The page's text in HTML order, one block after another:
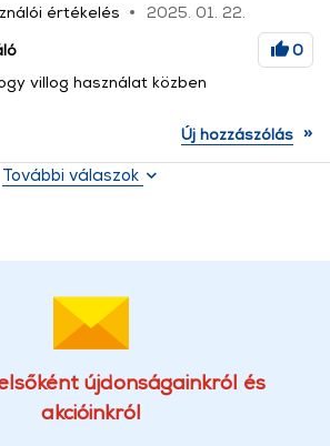
értékelés
2025. 01. 22.
0
villog használat közben
Új hozzászólás »
További válaszok
újdonságainkról és
akcióinkról